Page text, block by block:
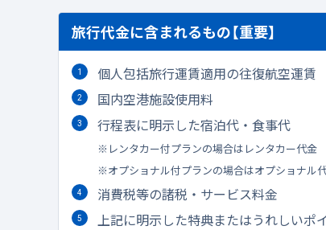
旅行代金に含まれるもの【重要】
個人包括旅行運賃適用の往復航空運賃
国内空港施設使用料
行程表に明示した宿泊代・食事代
レンタカー付プランの場合はレンタカー代金
オプショナル付プランの場合はオプショナル
消費税等の諸税・サービス料金
上記に明示した特典またはうれしいポ